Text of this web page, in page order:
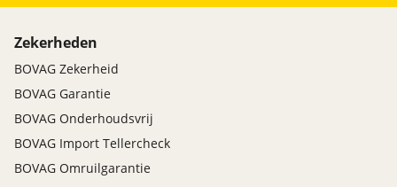
Zekerheden
BOVAG Zekerheid
BOVAG Garantie
BOVAG Onderhoudsvrij
BOVAG Import Tellercheck
BOVAG Omruilgarantie